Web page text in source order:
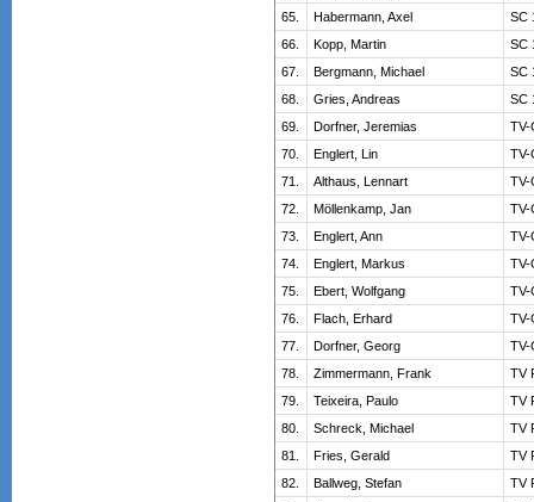
65.
Habermann, Axel
SC
66.
Kopp, Martin
SC
67.
Bergmann, Michael
SC
68.
Gries, Andreas
SC
69.
Dorfner, Jeremias
TV-
70.
Englert, Lin
TV-
71.
Althaus, Lennart
TV-
72.
Möllenkamp, Jan
TV-
73.
Englert, Ann
TV-
74.
Englert, Markus
TV-
75.
Ebert, Wolfgang
TV-
76.
Flach, Erhard
TV-
77.
Dorfner, Georg
TV-
78.
Zimmermann, Frank
TV
79.
Teixeira, Paulo
TV
80.
Schreck, Michael
TV
81.
Fries, Gerald
TV
82.
Ballweg, Stefan
TV